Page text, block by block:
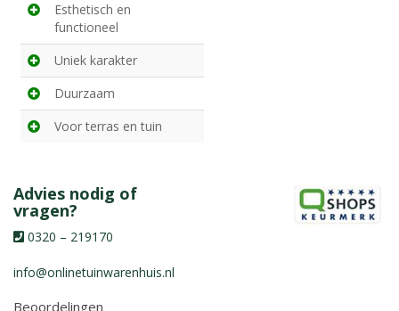
Esthetisch en
functioneel
Uniek karakter
Duurzaam
Voor terras en tuin
Advies nodig of
vragen?
0320 – 219170
info@onlinetuinwarenhuis.nl
Beoordelingen